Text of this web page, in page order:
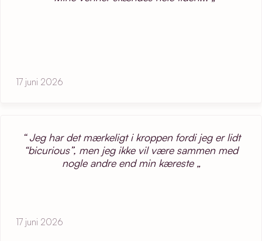
17 juni 2026
Jeg har det mærkeligt i kroppen fordi jeg er lidt
“bicurious”, men jeg ikke vil være sammen med
nogle andre end min kæreste
17 juni 2026